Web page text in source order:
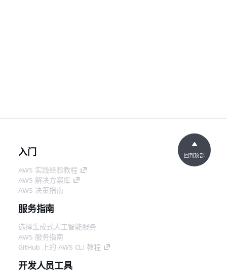
入门
AWS 实践经验教程
AWS 解决方案库
AWS 决策指南
服务指南
选择生成式人工智能服务
AWS 服务指南
GitHub 上的 AWS CLI 教程
开发人员工具
回到顶部